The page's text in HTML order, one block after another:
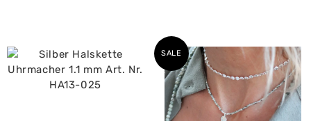
SALE